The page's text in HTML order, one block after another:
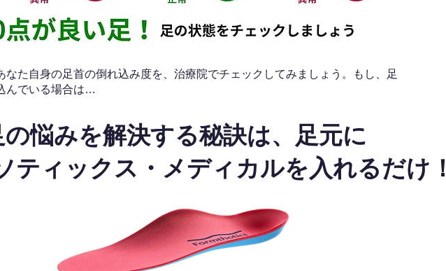
なた自身の足首の倒れ込み度を、治療院でチェックしてみましょう。もし、足
んでいる場合は…
の悩みを解決する秘訣は、足元に
ティックス・メディカルを入れるだけ！